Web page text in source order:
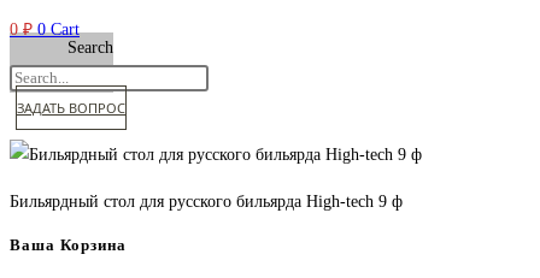
0₽ 0 Cart
Search
ЗАДАТЬ ВОПРОС
Бильярдный стол для русского бильярда High-tech 9 ф
Ваша Корзина